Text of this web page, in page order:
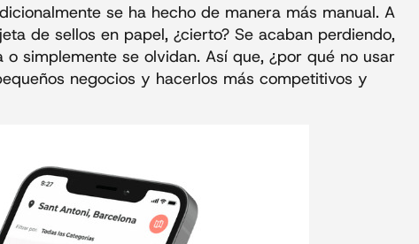
se ha hecho de manera más manual. A
de sellos en papel, ¿cierto? Se acaban perdiendo,
simplemente se olvidan. Así que, ¿por qué no usar
negocios y hacerlos más competitivos y